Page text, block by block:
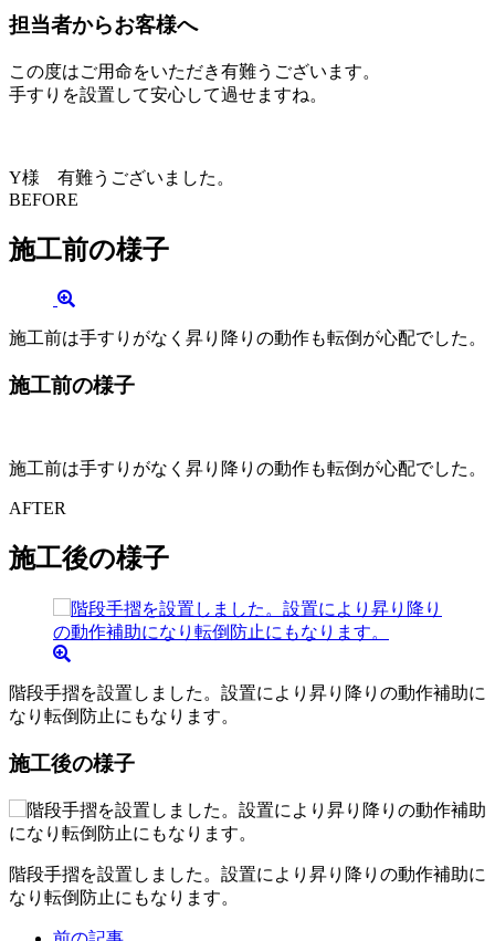
担当者からお客様へ
この度はご用命をいただき有難うございます。
手すりを設置して安心して過せますね。
Y様 有難うございました。
BEFORE
施工前の様子
施工前は手すりがなく昇り降りの動作も転倒が心配でした。
施工前の様子
施工前は手すりがなく昇り降りの動作も転倒が心配でした。
AFTER
施工後の様子
階段手摺を設置しました。設置により昇り降りの動作補助に
なり転倒防止にもなります。
施工後の様子
階段手摺を設置しました。設置により昇り降りの動作補助に
なり転倒防止にもなります。